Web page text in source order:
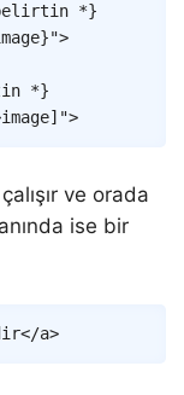
belirtin *}
}">
*}
image] ">
ve orada
ise bir
</a>